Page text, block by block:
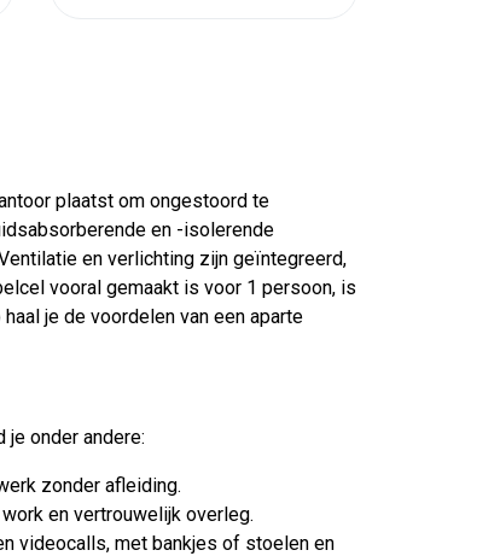
plaatst om ongestoord te
en -isolerende
en verlichting zijn geïntegreerd,
vooral gemaakt is voor 1 persoon, is
je de voordelen van een aparte
je onder andere:
zonder afleiding.
en vertrouwelijk overleg.
videocalls, met bankjes of stoelen en